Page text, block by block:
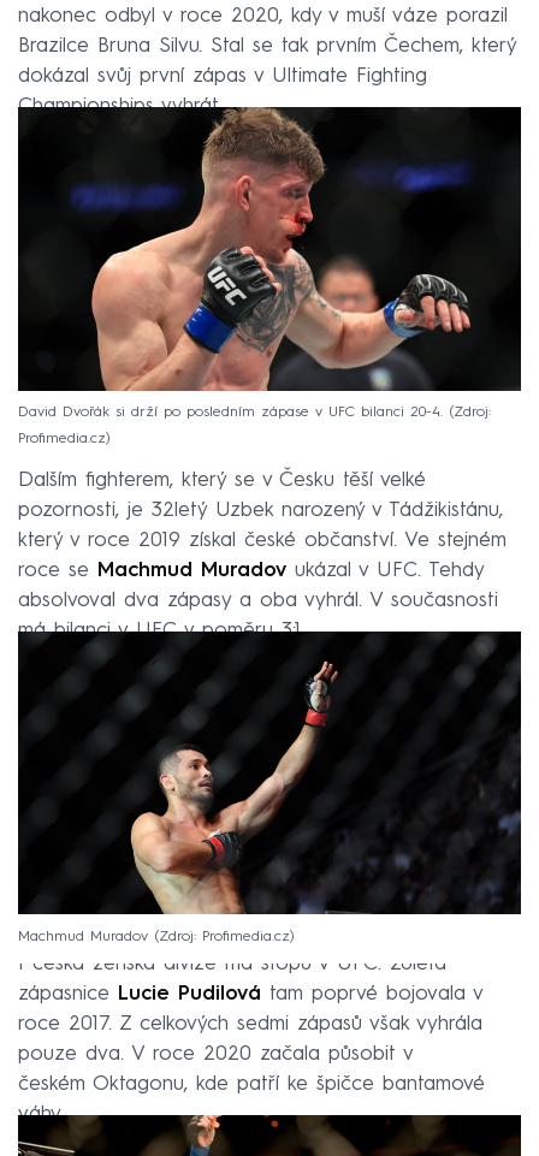
nakonec odbyl v roce 2020, kdy v muší váze porazil
Brazilce Bruna Silvu. Stal se tak prvním Čechem, který
dokázal svůj první zápas v Ultimate Fighting
Championships vyhrát.
David Dvořák si drží po posledním zápase v UFC bilanci 20-4.
Zdroj:
Profimedia.cz
Dalším fighterem, který se v Česku těší velké
pozornosti, je 32letý Uzbek narozený v Tádžikistánu,
který v roce 2019 získal české občanství. Ve stejném
roce se
Machmud Muradov ukázal v UFC. Tehdy
absolvoval dva zápasy a oba vyhrál. V současnosti
má bilanci v UFC v poměru 3:1.
Machmud Muradov Zdroj: Profimedia.cz
I česká ženská divize má stopu v UFC. 28letá
zápasnice
Lucie Pudilová tam poprvé bojovala v
roce 2017. Z celkových sedmi zápasů však vyhrála
pouze dva. V roce 2020 začala působit v
českém Oktagonu, kde patří ke špičce bantamové
váhy.